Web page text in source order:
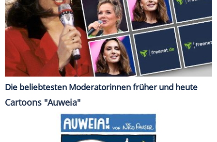
Die beliebtesten Moderatorinnen früher und heute
Cartoons "Auweia"